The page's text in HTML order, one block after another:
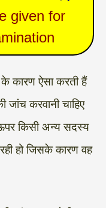
given for
के कारण ऐसा करती हैं
जांच करवानी चाहिए
किसी अन्य सदस्य
हो जिसके कारण वह